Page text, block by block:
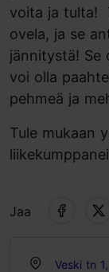
voita ja tulta!
ovela, ja se
jännitystä! Se
voi olla
pehmeä ja
Tule mukaan
Jaa
Veski tn